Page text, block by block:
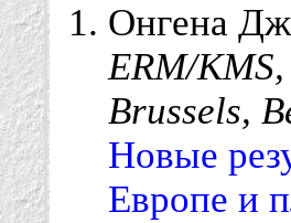
Онгена
ERM/
Brussels,
Новые
Европе и